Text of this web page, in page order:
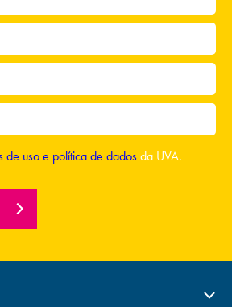
de uso e política de dadosda UVA.